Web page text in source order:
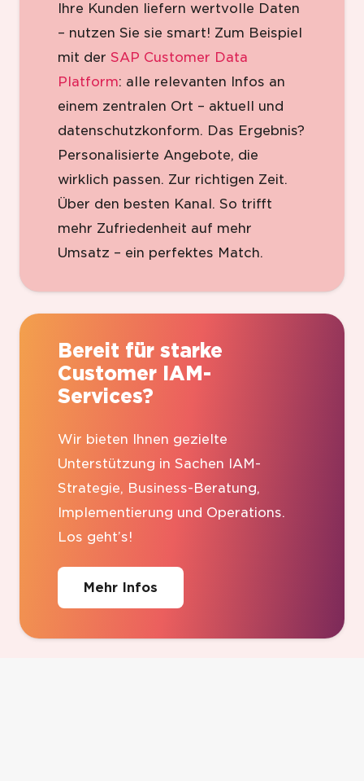
Ihre Kunden liefern wertvolle Daten
– nutzen Sie sie smart! Zum Beispiel
mit der SAP Customer Data
Platform: alle relevanten Infos an
einem zentralen Ort – aktuell und
datenschutzkonform. Das Ergebnis?
Personalisierte Angebote, die
wirklich passen. Zur richtigen Zeit.
Über den besten Kanal. So trifft
mehr Zufriedenheit auf mehr
Umsatz – ein perfektes Match.
Bereit für starke
Customer IAM-
Services?
Wir bieten Ihnen gezielte
Unterstützung in Sachen IAM-
Strategie, Business-Beratung,
Implementierung und Operations.
Los geht’s!
Mehr Infos